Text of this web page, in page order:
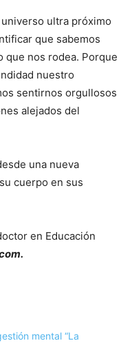
ultra próximo
que sabemos
que nos rodea. Porque
nuestro
sentirnos orgullosos
alejados del
una nueva
cuerpo en sus
en Educación
mental “La